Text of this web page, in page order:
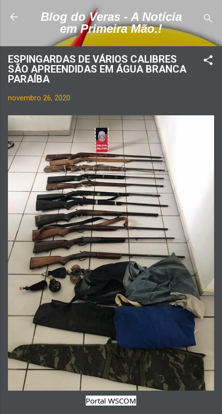
Pular para o conteúdo principal
Blog do Veras - A Notícia
em Primeira Mão.!
ESPINGARDAS DE VÁRIOS CALIBRES
SÃO APREENDIDAS EM ÁGUA BRANCA
PARAÍBA
novembro 26, 2020
Portal WSCOM